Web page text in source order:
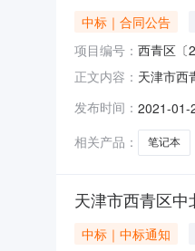
中标｜合同公告
项目编号： 西青区〔
正文内容： 天津市西
（甲方）
发布时间： 2021-01-
相关产品：
笔记本
天津市西青区
中标｜中标通知